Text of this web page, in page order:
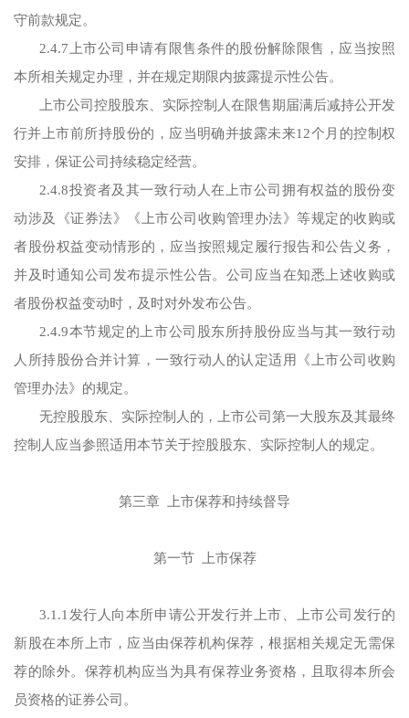
守前款规定。
2.4.7上市公司申请有限售条件的股份解除限售，应当按照
本所相关规定办理，并在规定期限内披露提示性公告。
上市公司控股股东、实际控制人在限售期届满后减持公开发
行并上市前所持股份的，应当明确并披露未来12个月的控制权
安排，保证公司持续稳定经营。
2.4.8投资者及其一致行动人在上市公司拥有权益的股份变
动涉及《证券法》《上市公司收购管理办法》等规定的收购或
者股份权益变动情形的，应当按照规定履行报告和公告义务，
并及时通知公司发布提示性公告。公司应当在知悉上述收购或
者股份权益变动时，及时对外发布公告。
2.4.9本节规定的上市公司股东所持股份应当与其一致行动
人所持股份合并计算，一致行动人的认定适用《上市公司收购
管理办法》的规定。
无控股股东、实际控制人的，上市公司第一大股东及其最终
控制人应当参照适用本节关于控股股东、实际控制人的规定。
第三章 上市保荐和持续督导
第一节 上市保荐
3.1.1发行人向本所申请公开发行并上市、上市公司发行的
新股在本所上市，应当由保荐机构保荐，根据相关规定无需保
荐的除外。保荐机构应当为具有保荐业务资格，且取得本所会
员资格的证券公司。